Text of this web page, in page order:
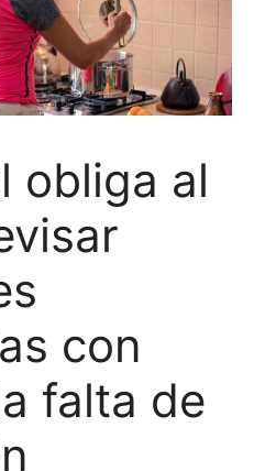
obliga al
con
falta de